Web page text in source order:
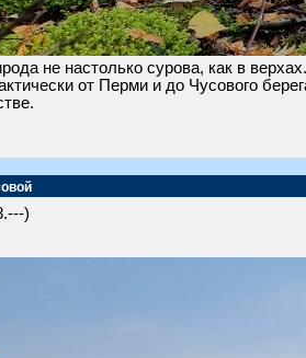
не настолько сурова, как в
от Перми и до Чусового
)